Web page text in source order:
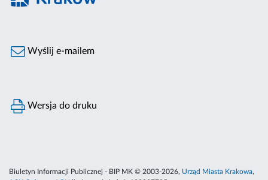
Wyślij e-mailem
Wersja do druku
Biuletyn Informacji Publicznej - BIP MK © 2003-2026, Urząd Miasta Krakowa,